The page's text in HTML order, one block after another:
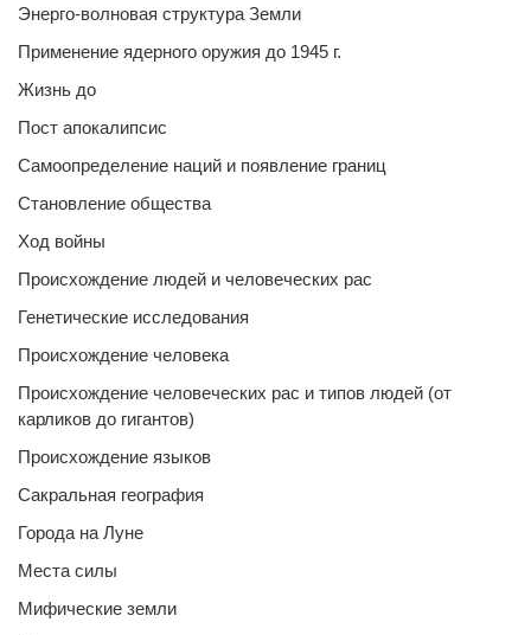
Энерго-волновая структура Земли
Применение ядерного оружия до 1945 г.
Жизнь до
Пост апокалипсис
Самоопределение наций и появление границ
Становление общества
Ход войны
Происхождение людей и человеческих рас
Генетические исследования
Происхождение человека
Происхождение человеческих рас и типов людей (от
карликов до гигантов)
Происхождение языков
Сакральная география
Города на Луне
Места силы
Мифические земли